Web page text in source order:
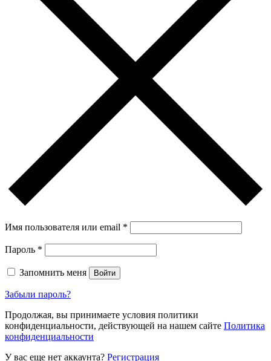
Имя пользователя или email *
Пароль *
Запомнить меня Войти
Забыли пароль?
Продолжая, вы принимаете условия политики
конфиденциальности, действующей на нашем сайте Политика
конфиденциальности
У вас еще нет аккаунта? Регистрация